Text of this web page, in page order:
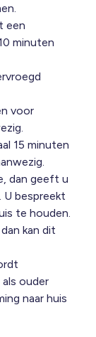
een
minuten
voor
15 minuten
dan geeft u
bespreekt
te houden.
kan dit
ouder
naar huis